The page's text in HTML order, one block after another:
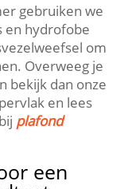
gebruiken we
en hydrofobe
om
Overweeg je
bekijk dan onze
en lees
plafond
een